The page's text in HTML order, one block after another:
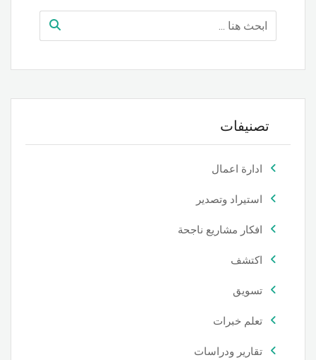
تصنيفات
ادارة اعمال
استيراد وتصدير
افكار مشاريع ناجحة
اكتشف
تسويق
تعلم خبرات
تقارير ودراسات